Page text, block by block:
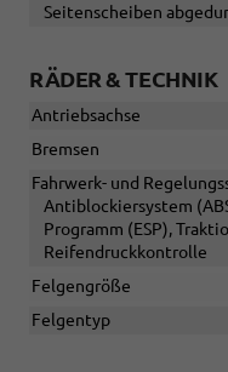
Seitenscheiben
RÄDER & TECHNIK
Antriebsachse
Bremsen
Fahrwerk- und
Antiblockiersystem
Programm (ESP),
Reifendruckkontrolle
Felgengröße
Felgentyp